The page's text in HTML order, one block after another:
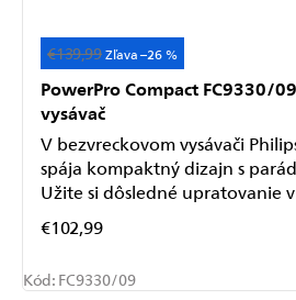
Akcia
€139,99 –26 %
PowerPro Compact FC9330/
vysávač
€102,99
V bezvreckovom vysávači
spája kompaktný dizajn s
Užite si dôsledné upratovanie v
Kód: FC9330/09